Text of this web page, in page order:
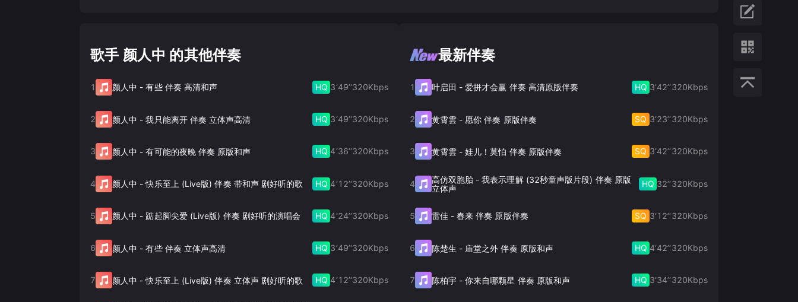
歌手 颜人中 的其他伴奏
1 颜人中 -有些 伴奏 高清和声 HQ 3‘49’‘320Kbps
2 颜人中 -我只能离开 伴奏 立体声高清 HQ 3‘49’‘320Kbps
3 颜人中 -有可能的夜晚 伴奏 原版和声 HQ 4‘36’‘320Kbps
4 颜人中 -快乐至上 (Live版) 伴奏 带和声 剧好听的歌 HQ 4‘12’‘320Kbps
5 颜人中 - 踮起脚尖爱 (Live版) 伴奏 剧好听的演唱会 HQ 4‘24’‘320Kbps
6 颜人中 -有些 伴奏 立体声高清 HQ 3‘49’‘320Kbps
7 颜人中 -快乐至上 (Live版) 伴奏 立体声 剧好听的歌 HQ 4‘12’‘320Kbps
最新伴奏
1 叶启田 -爱拼才会赢 伴奏 高清原版伴奏 HQ 3‘42’‘320Kbps
2 黄霄雲- 愿你 伴奏 原版伴奏 SQ 3‘23’‘320Kbps
3 黄霄雲-娃儿！莫怕 伴奏 原版伴奏 SQ 3‘42’‘320Kbps
4 高仿双胞胎 -我表示理解 (32秒童声版片段) 伴奏 原版
立体声
HQ 32’‘320Kbps
5 雷佳- 春来 伴奏 原版伴奏 SQ 3‘12’‘320Kbps
6 陈楚生 - 庙堂之外 伴奏 原版和声 HQ 4‘42’‘320Kbps
7 陈柏宇-你来自哪颗星 伴奏 原版和声 HQ 3‘34’‘320Kbps